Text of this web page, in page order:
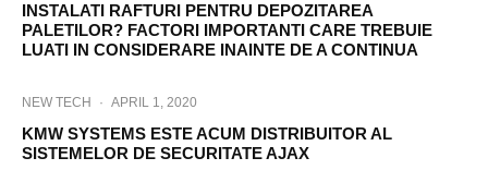
INSTALATI RAFTURI PENTRU DEPOZITAREA
PALETILOR? FACTORI IMPORTANTI CARE TREBUIE
LUATI IN CONSIDERARE INAINTE DE A CONTINUA
NEW TECH · APRIL 1, 2020
KMW SYSTEMS ESTE ACUM DISTRIBUITOR AL
SISTEMELOR DE SECURITATE AJAX